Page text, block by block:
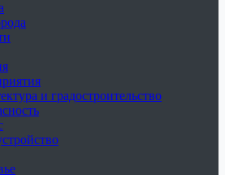
и градостроительство